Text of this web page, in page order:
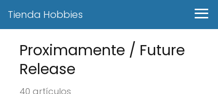
Tienda Hobbies
Proximamente / Future
Release
40 artículos